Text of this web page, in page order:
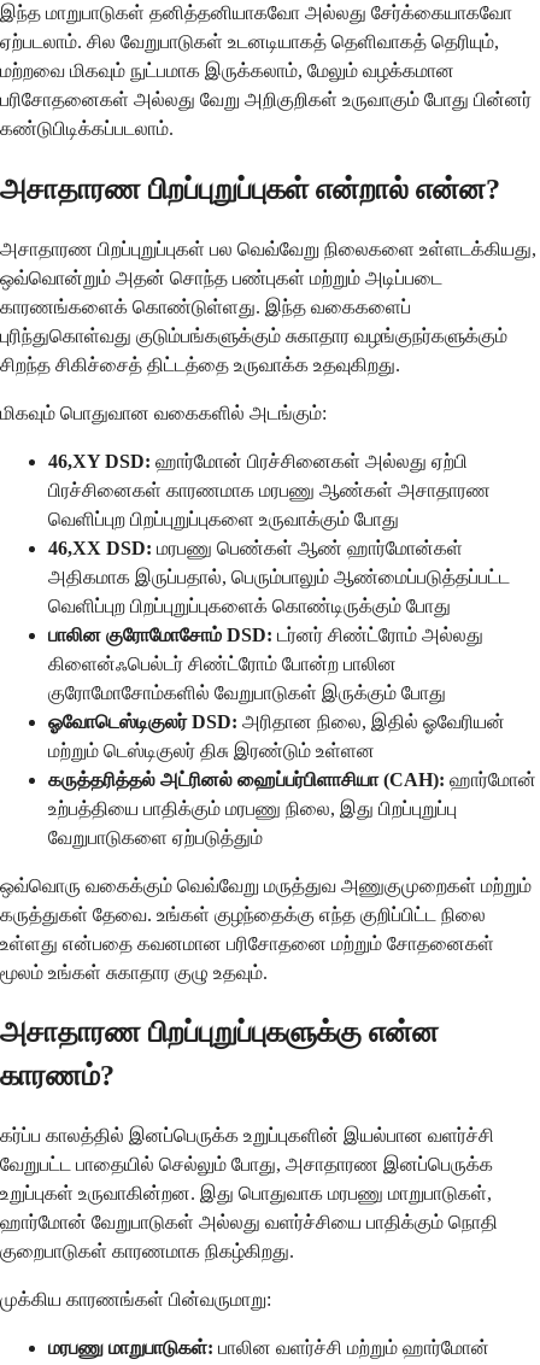
இந்த மாறுபாடுகள் தனித்தனியாகவோ அல்லது சேர்க்கையாகவோ
ஏற்படலாம். சில வேறுபாடுகள் உடனடியாகத் தெளிவாகத் தெரியும்,
மற்றவை மிகவும் நுட்பமாக இருக்கலாம், மேலும் வழக்கமான
பரிசோதனைகள் அல்லது வேறு அறிகுறிகள் உருவாகும் போது பின்னர்
கண்டுபிடிக்கப்படலாம்.
அசாதாரண பிறப்புறுப்புகள் என்றால் என்ன?
அசாதாரண பிறப்புறுப்புகள் பல வெவ்வேறு நிலைகளை உள்ளடக்கியது,
ஒவ்வொன்றும் அதன் சொந்த பண்புகள் மற்றும் அடிப்படை
காரணங்களைக் கொண்டுள்ளது. இந்த வகைகளைப்
புரிந்துகொள்வது குடும்பங்களுக்கும் சுகாதார வழங்குநர்களுக்கும்
சிறந்த சிகிச்சைத் திட்டத்தை உருவாக்க உதவுகிறது.
மிகவும் பொதுவான வகைகளில் அடங்கும்:
46,XY DSD: ஹார்மோன் பிரச்சினைகள் அல்லது ஏற்பி
பிரச்சினைகள் காரணமாக மரபணு ஆண்கள் அசாதாரண
வெளிப்புற பிறப்புறுப்புகளை உருவாக்கும் போது
46,XX DSD: மரபணு பெண்கள் ஆண் ஹார்மோன்கள்
அதிகமாக இருப்பதால், பெரும்பாலும் ஆண்மைப்படுத்தப்பட்ட
வெளிப்புற பிறப்புறுப்புகளைக் கொண்டிருக்கும் போது
பாலின குரோமோசோம் DSD: டர்னர் சிண்ட்ரோம் அல்லது
கிளைன்ஃபெல்டர் சிண்ட்ரோம் போன்ற பாலின
குரோமோசோம்களில் வேறுபாடுகள் இருக்கும் போது
ஓவோடெஸ்டிகுலர் DSD: அரிதான நிலை, இதில் ஓவேரியன்
மற்றும் டெஸ்டிகுலர் திசு இரண்டும் உள்ளன
கருத்தரித்தல் அட்ரினல் ஹைப்பர்பிளாசியா (CAH): ஹார்மோன்
உற்பத்தியை பாதிக்கும் மரபணு நிலை, இது பிறப்புறுப்பு
வேறுபாடுகளை ஏற்படுத்தும்
ஒவ்வொரு வகைக்கும் வெவ்வேறு மருத்துவ அணுகுமுறைகள் மற்றும்
கருத்துகள் தேவை. உங்கள் குழந்தைக்கு எந்த குறிப்பிட்ட நிலை
உள்ளது என்பதை கவனமான பரிசோதனை மற்றும் சோதனைகள்
மூலம் உங்கள் சுகாதார குழு உதவும்.
அசாதாரண பிறப்புறுப்புகளுக்கு என்ன
காரணம்?
கர்ப்ப காலத்தில் இனப்பெருக்க உறுப்புகளின் இயல்பான வளர்ச்சி
வேறுபட்ட பாதையில் செல்லும் போது, அசாதாரண இனப்பெருக்க
உறுப்புகள் உருவாகின்றன. இது பொதுவாக மரபணு மாறுபாடுகள்,
ஹார்மோன் வேறுபாடுகள் அல்லது வளர்ச்சியை பாதிக்கும் நொதி
குறைபாடுகள் காரணமாக நிகழ்கிறது.
முக்கிய காரணங்கள் பின்வருமாறு:
மரபணு மாறுபாடுகள்: பாலின வளர்ச்சி மற்றும் ஹார்மோன்